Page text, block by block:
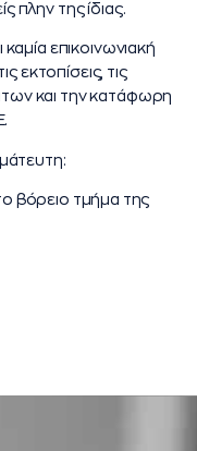
πλην της ίδιας.
επικοινωνιακή
εκτοπίσεις, τις
και την κατάφωρη
το βόρειο τμήμα της